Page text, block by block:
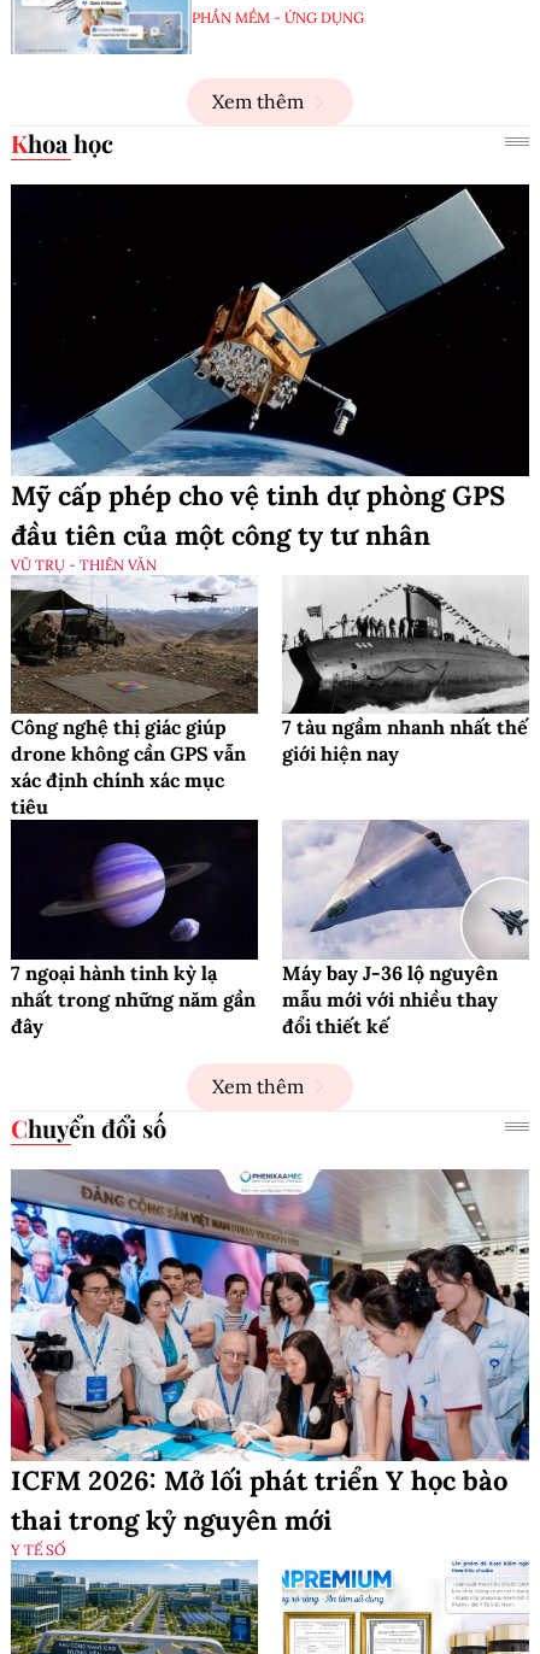
PHẦN MỀM - ỨNG DỤNG
Xem thêm
Khoa học
Mỹ cấp phép cho vệ tinh dự phòng GPS
đầu tiên của một công ty tư nhân
VŨ TRỤ - THIÊN VĂN
Công nghệ thị giác giúp
drone không cần GPS vẫn
xác định chính xác mục
tiêu
7 tàu ngầm nhanh nhất thế
giới hiện nay
7 ngoại hành tinh kỳ lạ
nhất trong những năm gần
đây
Máy bay J-36 lộ nguyên
mẫu mới với nhiều thay
đổi thiết kế
Xem thêm
Chuyển đổi số
ICFM 2026: Mở lối phát triển Y học bào
thai trong kỷ nguyên mới
Y TẾ SỐ